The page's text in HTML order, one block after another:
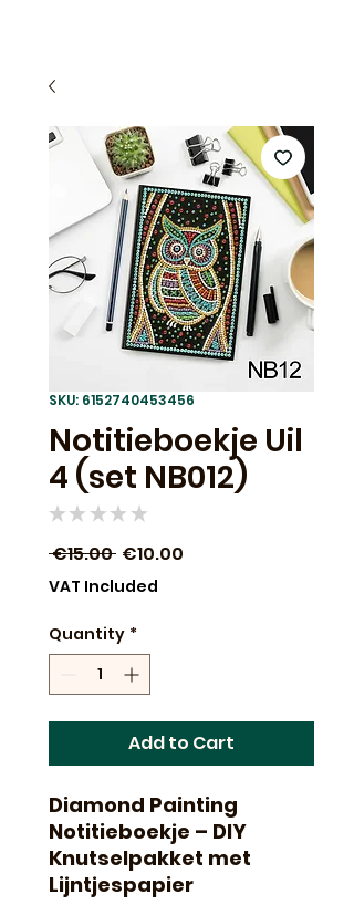
SKU: 6152740453456
Notitieboekje Uil
4 (set NB012)
★ ★ ★ ★ ★
€15.00 Regular
Price
€10.00
VAT Included
Quantity *
Add to Cart
Diamond Painting
Notitieboekje – DIY
Knutselpakket met
Lijntjespapier